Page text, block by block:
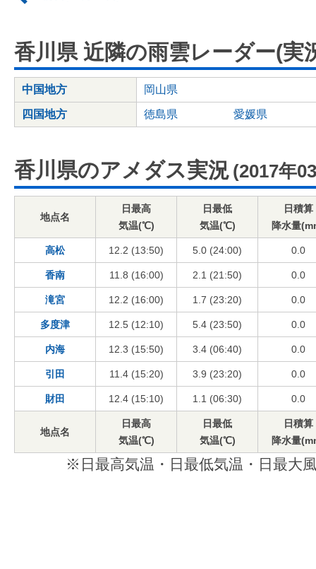
香川県 近隣の雨雲レーダー(実
中国地方 岡山県
四国地方 徳島県 愛媛県
香川県のアメダス実況 (2017年
地点名
日最高
気温(℃)
日最低
気温(℃)
日積算
降水量
高松 12.2 (13:50) 5.0 (24:00) 0.0
香南 11.8 (16:00) 2.1 (21:50) 0.0
滝宮 12.2 (16:00) 1.7 (23:20) 0.0
多度津 12.5 (12:10) 5.4 (23:50) 0.0
内海 12.3 (15:50) 3.4 (06:40) 0.0
引田 11.4 (15:20) 3.9 (23:20) 0.0
財田 12.4 (15:10) 1.1 (06:30) 0.0
地点名
日最高
気温(℃)
日最低
気温(℃)
日積算
降水量
※日最高気温・日最低気温・日最大